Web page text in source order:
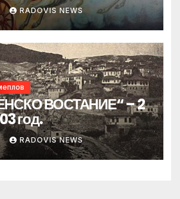
RADOVIS NEWS
ВОСТАНИЕ“ – 2
год.
RADOVIS NEWS